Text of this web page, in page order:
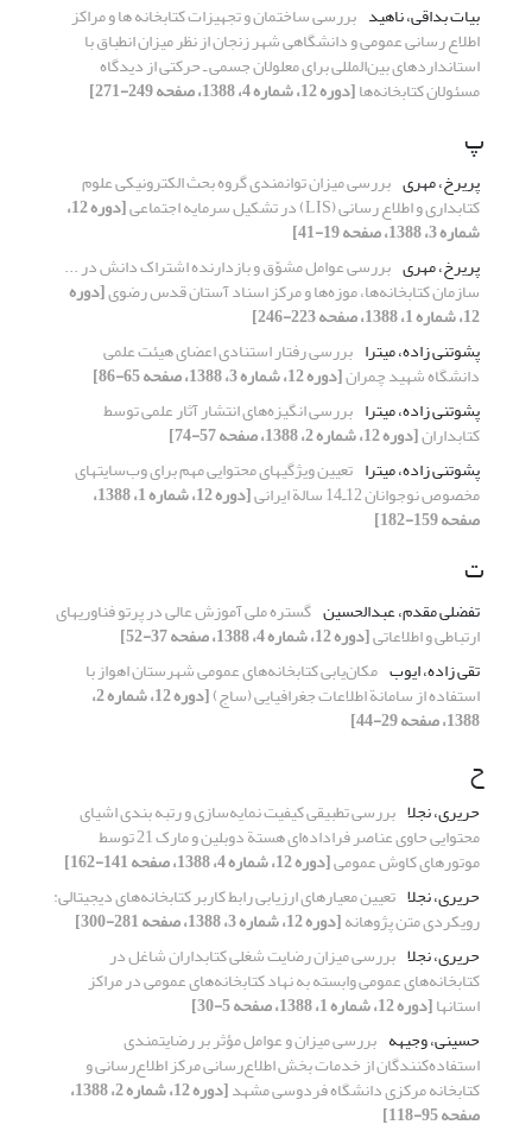
بیات بداقی، ناهید بررسی ساختمان و تجهیزات کتابخانه ها و مراکز
اطلاع رسانی عمومی و دانشگاهی شهر زنجان از نظر میزان انطباق با
استانداردهای بین‌المللی برای معلولان جسمی ـ حرکتی از دیدگاه
مسئولان کتابخانه‌ها[دوره 12، شماره 4، 1388، صفحه 249-271]
پ
پریرخ، مهری بررسی میزان توانمندی گروه بحث الکترونیکی علوم
کتابداری و اطلاع رسانی (LIS) در تشکیل سرمایه اجتماعی [دوره 12،
شماره 3، 1388، صفحه 19-41]
پریرخ، مهری بررسی عوامل مشوّق و بازدارنده اشتراک دانش در ...
سازمان کتابخانه‌ها، موزه‌ها و مرکز اسناد آستان قدس رضوی[دوره
12، شماره 1، 1388، صفحه 223-246]
پشوتنی زاده، میترا بررسی رفتار استنادی اعضای هیئت علمی
دانشگاه شهید چمران[دوره 12، شماره 3، 1388، صفحه 65-86]
پشوتنی زاده، میترا بررسی انگیزه‌‌های انتشار آثار علمی توسط
کتابداران[دوره 12، شماره 2، 1388، صفحه 57-74]
پشوتنی زاده، میترا تعیین ویژگیهای محتوایی مهم برای وب‌سایتهای
مخصوص نوجوانان 12ـ14 سالة ایرانی [دوره 12، شماره 1، 1388،
صفحه 159-182]
ت
تفضلی مقدم، عبدالحسین گستره ملی آموزش عالی در پرتو فناوریهای
ارتباطی و اطلاعاتی[دوره 12، شماره 4، 1388، صفحه 37-52]
تقی زاده، ایوب مکان‌یابی کتابخانه‌های عمومی شهرستان اهواز با
استفاده از سامانة اطلاعات جغرافیایی (ساج) [دوره 12، شماره 2،
1388، صفحه 29-44]
ح
حریری، نجلا بررسی تطبیقی کیفیت نمایه‌سازی و رتبه بندی اشیای
محتوایی حاوی عناصر فراداده‌ای هستة دوبلین و مارک 21 توسط
موتورهای کاوش عمومی[دوره 12، شماره 4، 1388، صفحه 141-162]
حریری، نجلا تعیین معیارهای ارزیابی رابط کاربر کتابخانه‌های دیجیتالی:
رویکردی متن پژوهانه[دوره 12، شماره 3، 1388، صفحه 281-300]
حریری، نجلا بررسی میزان رضایت شغلی کتابداران شاغل در
کتابخانه‌های عمومی وابسته به نهاد کتابخانه‌های عمومی در مراکز
استانها[دوره 12، شماره 1، 1388، صفحه 5-30]
حسینی، وجیهه بررسی میزان و عوامل مؤثر بر رضایتمندی
استفاده‌کنندگان از خدمات بخش اطلاع‌رسانی مرکز اطلاع‌رسانی و
کتابخانه مرکزی دانشگاه فردوسی مشهد [دوره 12، شماره 2، 1388،
صفحه 95-118]